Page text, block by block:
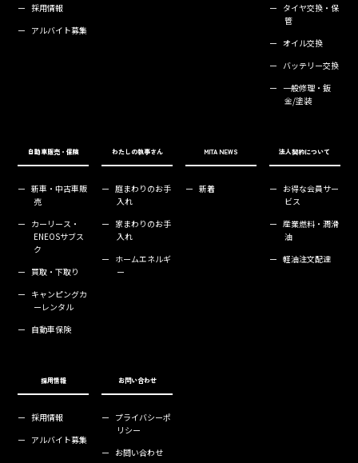
ー 採用情報
ー アルバイト募集
ー タイヤ交換・保
管
ー オイル交換
ー バッテリー交換
ー 一般修理・鈑
金/塗装
自動車販売・保険
ー 新車・中古車販
売
ー カーリース・
ENEOSサブス
ク
ー 買取・下取り
ー キャンピングカ
ーレンタル
ー 自動車保険
わたしの執事さん
ー 庭まわりのお手
入れ
ー 家まわりのお手
入れ
ー ホームエネルギ
ー
MITA NEWS
ー 新着
法人契約について
ー お得な会員サー
ビス
ー 産業燃料・潤滑
油
ー 軽油注文配達
採用情報
ー 採用情報
ー アルバイト募集
お問い合わせ
ー プライバシーポ
リシー
ー お問い合わせ